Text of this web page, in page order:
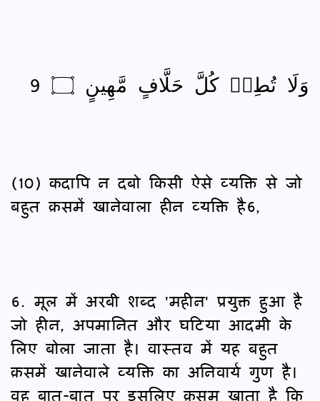
وَلَا تُطِعۡ كُلَّ حَلَّافٍ مَّهِينٍ ۝ 9
(10) कदापि न दबो किसी ऐसे व्यक्ति से जो
बहुत क़समें खानेवाला हीन व्यक्ति है6,
6. मूल में अरबी शब्द 'महीन' प्रयुक्त हुआ है
जो हीन, अपमानित और घटिया आदमी के
लिए बोला जाता है। वास्तव में यह बहुत
क़समें खानेवाले व्यक्ति का अनिवार्य गुण है।
वह बात-बात पर इसलिए क़सम खाता है कि